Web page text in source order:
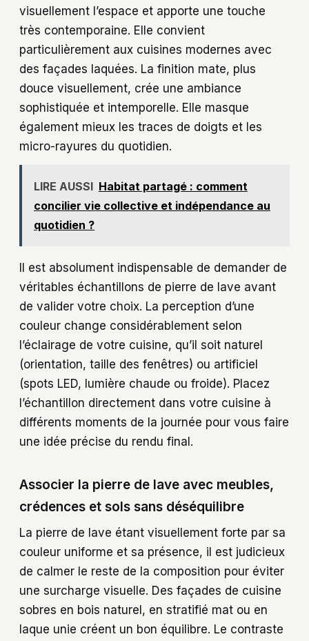
visuellement l’espace et apporte une touche
très contemporaine. Elle convient
particulièrement aux cuisines modernes avec
des façades laquées. La finition mate, plus
douce visuellement, crée une ambiance
sophistiquée et intemporelle. Elle masque
également mieux les traces de doigts et les
micro-rayures du quotidien.
LIRE AUSSI Habitat partagé : comment
concilier vie collective et indépendance au
quotidien ?
Il est absolument indispensable de demander de
véritables échantillons de pierre de lave avant
de valider votre choix. La perception d’une
couleur change considérablement selon
l’éclairage de votre cuisine, qu’il soit naturel
(orientation, taille des fenêtres) ou artificiel
(spots LED, lumière chaude ou froide). Placez
l’échantillon directement dans votre cuisine à
différents moments de la journée pour vous faire
une idée précise du rendu final.
Associer la pierre de lave avec meubles,
crédences et sols sans déséquilibre
La pierre de lave étant visuellement forte par sa
couleur uniforme et sa présence, il est judicieux
de calmer le reste de la composition pour éviter
une surcharge visuelle. Des façades de cuisine
sobres en bois naturel, en stratifié mat ou en
laque unie créent un bon équilibre. Le contraste